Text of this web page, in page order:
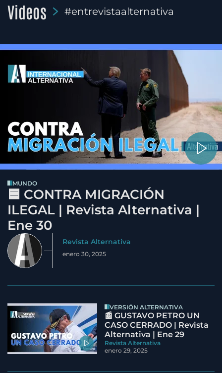
Videos #entrevistaalternativa
MUNDO
🟦 CONTRA MIGRACIÓN
ILEGAL | Revista Alternativa |
Ene 30
Revista Alternativa
enero 30, 2025
VERSIÓN ALTERNATIVA
📰 GUSTAVO PETRO UN
CASO CERRADO | Revista
Alternativa | Ene 29
Revista Alternativa
enero 29, 2025